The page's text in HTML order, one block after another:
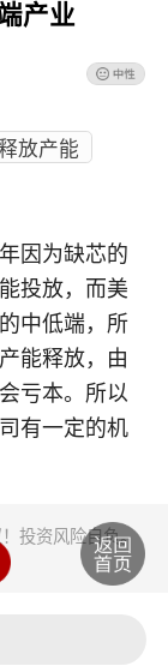
产业
放产能
因为缺芯的
投放，而美
中低端，所
能释放，由
亏本。所以
有一定的机
投资风险自负。